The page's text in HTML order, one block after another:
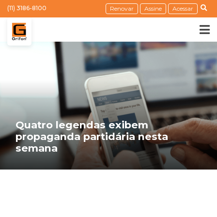
(11) 3186-8100 Renovar Assine Acessar
Quatro legendas exibem
propaganda partidária nesta
semana